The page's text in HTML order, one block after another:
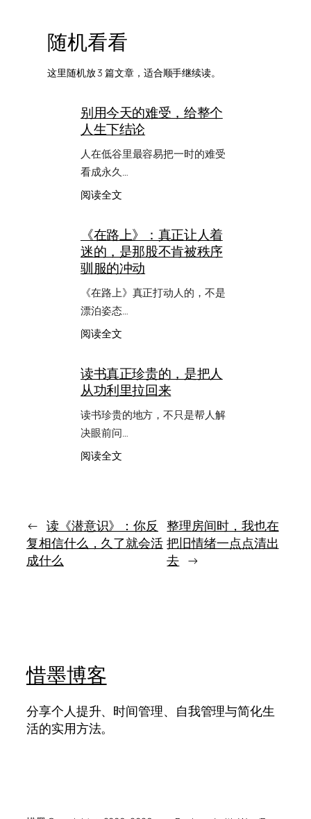
随机看看
这里随机放 3 篇文章，适合顺手继续读。
别用今天的难受，给整个
人生下结论
人在低谷里最容易把一时的难受
看成永久…
阅读全文：
今
天
的
难
受，
给
整
个
下
结
《在路上》：真正让人着
迷的，是那股不肯被秩序
驯服的冲动
《在路上》真正打动人的，不是
漂泊姿态…
阅读全文：
上》：
真
让
人
迷
不
肯
被
读书真正珍贵的，是把人
从功利里拉回来
读书珍贵的地方，不只是帮人解
决眼前问…
阅读全文：
珍
贵
的，
← 读《潜意识》：你反
复相信什么，久了就会活
成什么
整理房间时，我也在
把旧情绪一点点清出
去 →
惜墨博客
分享个人提升、时间管理、自我管理与简化生
活的实用方法。